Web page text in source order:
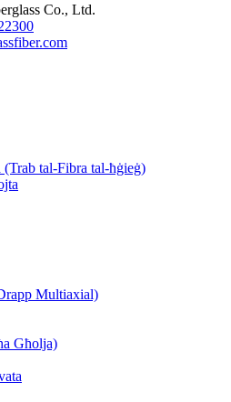
Co., Ltd.
tal-Fibra tal-ħġieġ)
Multiaxial)
Għolja)